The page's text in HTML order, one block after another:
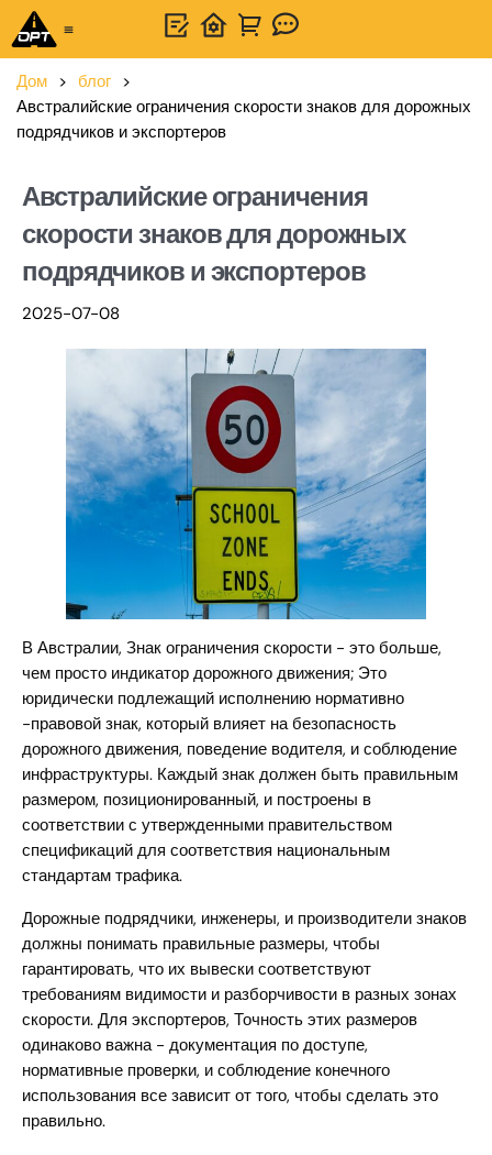
Дом > блог >
Австралийские ограничения скорости знаков для дорожных
подрядчиков и экспортеров
Австралийские ограничения
скорости знаков для дорожных
подрядчиков и экспортеров
2025-07-08
В Австралии, Знак ограничения скорости - это больше,
чем просто индикатор дорожного движения; Это
юридически подлежащий исполнению нормативно
-правовой знак, который влияет на безопасность
дорожного движения, поведение водителя, и соблюдение
инфраструктуры. Каждый знак должен быть правильным
размером, позиционированный, и построены в
соответствии с утвержденными правительством
спецификаций для соответствия национальным
стандартам трафика.
Дорожные подрядчики, инженеры, и производители знаков
должны понимать правильные размеры, чтобы
гарантировать, что их вывески соответствуют
требованиям видимости и разборчивости в разных зонах
скорости. Для экспортеров, Точность этих размеров
одинаково важна - документация по доступе,
нормативные проверки, и соблюдение конечного
использования все зависит от того, чтобы сделать это
правильно.